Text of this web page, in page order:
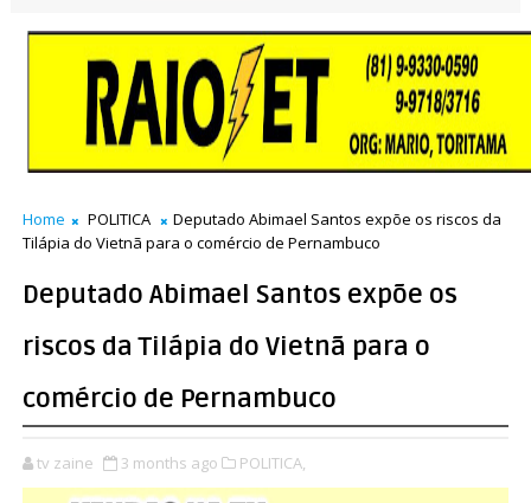
Home POLITICA
Deputado Abimael Santos expõe os riscos da
Tilápia do Vietnã para o comércio de Pernambuco
Deputado Abimael Santos expõe os
riscos da Tilápia do Vietnã para o
comércio de Pernambuco
tv zaine 3 months ago POLITICA,